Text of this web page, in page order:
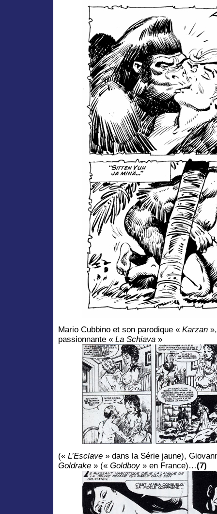
Mario Cubbino et son parodique « Karzan
passionnante « La Schiava »
(« L’Esclave » dans la Série jaune),
Goldrake » (« Goldboy» en France)…(7)